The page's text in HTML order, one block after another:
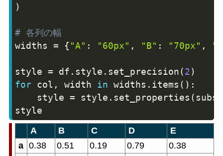
)
# 各列の幅
widths = { "A" : "60px" , "B" : "70px" ,
style = df . style . set_precision(2)
for col , width in widths . items ( ) :
    style
= style . set_properties (
style
A B C D
E
a 0.38 0.51 0.19 0.79
0.38